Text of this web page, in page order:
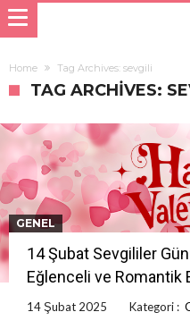
Home Tag Archives: sevgili
TAG ARCHIVES:
GENEL
14 Şubat Sevgililer
Eğlenceli ve Romantik
14 Şubat 2025 Kategori :